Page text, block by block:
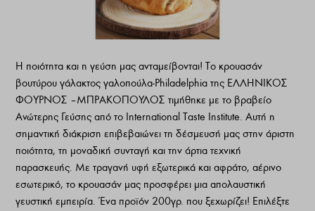
Η ποιότητα και η γεύση μας ανταμείβονται! Το κρουασάν
βουτύρου γάλακτος γαλοπούλα-Philadelphia της ΕΛΛΗΝΙΚΟΣ
ΦΟΥΡΝΟΣ – ΜΠΡΑΚΟΠΟΥΛΟΣ τιμήθηκε με το βραβείο
Ανώτερης Γεύσης από το International Taste Institute. Αυτή η
σημαντική διάκριση επιβεβαιώνει τη δέσμευσή μας στην άριστη
ποιότητα, τη μοναδική συνταγή και την άρτια τεχνική
παρασκευής. Με τραγανή υφή εξωτερικά και αφράτο, αέρινο
εσωτερικό, το κρουασάν μας προσφέρει μια απολαυστική
γευστική εμπειρία. Ένα προϊόν 200γρ. που ξεχωρίζει! Επιλέξτε